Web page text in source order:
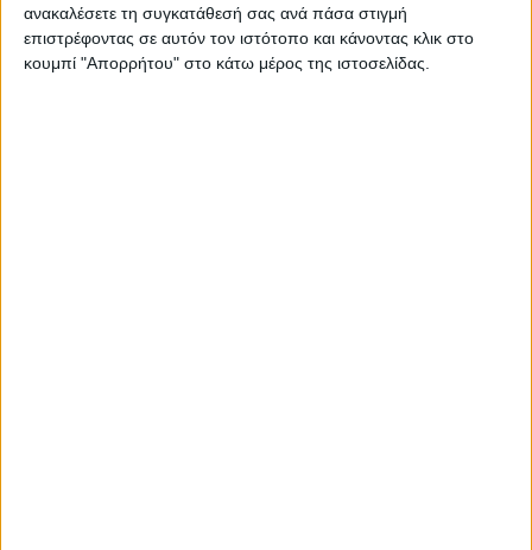
ανακαλέσετε τη συγκατάθεσή σας ανά πάσα στιγμή
επιστρέφοντας σε αυτόν τον ιστότοπο και κάνοντας κλικ στο
κουμπί "Απορρήτου" στο κάτω μέρος της ιστοσελίδας.
αείμνηστου Μητροπολίτη πρώην
ΘεσσαλιώτιδοςΚυρού Κυρίλλου ο οποίοςως
γνωστόν κατάγονταναπό την Πελοπόννησο